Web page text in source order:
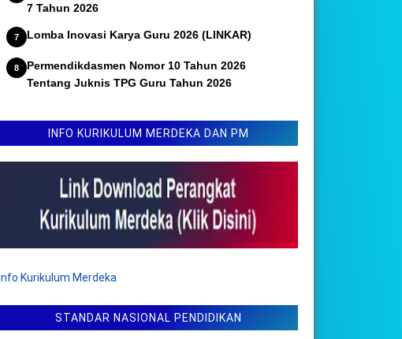
7 Tahun 2026
Lomba Inovasi Karya Guru 2026 (LINKAR)
Permendikdasmen Nomor 10 Tahun 2026
Tentang Juknis TPG Guru Tahun 2026
INFO KURIKULUM MERDEKA DAN PM
Info Kurikulum Merdeka
STANDAR NASIONAL PENDIDIKAN